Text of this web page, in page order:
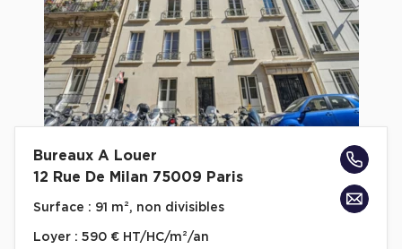
Bureaux A Louer
12 Rue De Milan 75009 Paris
Surface : 91 m², non divisibles
Loyer : 590 € HT/HC/m²/an